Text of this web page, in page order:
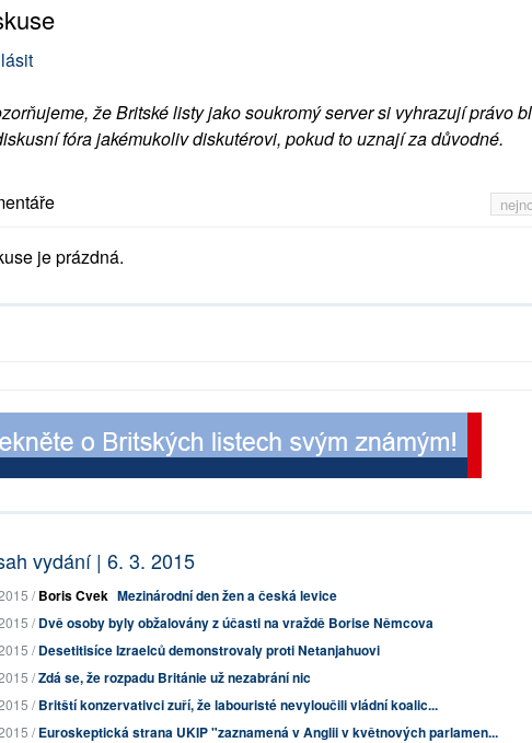
že Britské listy jako soukromý server si vyhrazují právo
fóra jakémukoliv diskutérovi, pokud to uznají za důvodné.
je prázdná.
vydání | 6. 3. 2015
/Boris Cvek Mezinárodní den žen a česká levice
/Dvě osoby byly obžalovány z účasti na vraždě Borise Němcova
/Desetitisíce Izraelců demonstrovaly proti Netanjahuovi
/Zdá se, že rozpadu Británie už nezabrání nic
/Britští konzervativci zuří, že labouristé nevyloučili vládní koalic...
/Euroskeptická strana UKIP "zaznamená v Anglii v květnových parlamen...